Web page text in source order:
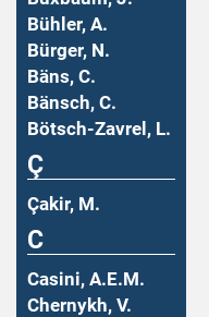
Bühler, A.
Bürger, N.
Bäns, C.
Bänsch, C.
Bötsch-Zavrel, L.
Ç
Çakir, M.
C
Casini, A.E.M.
Chernykh, V.